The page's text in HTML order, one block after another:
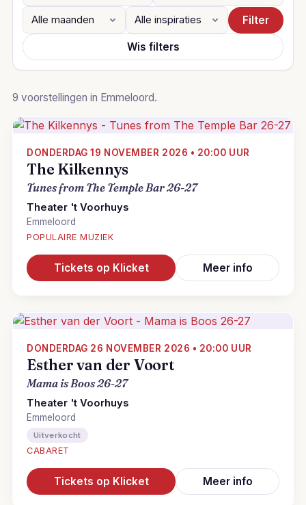
Filter
Wis filters
9 voorstellingen in Emmeloord.
DONDERDAG 19 NOVEMBER 2026 • 20:00 UUR
The Kilkennys
Tunes from The Temple Bar 26-27
Theater 't Voorhuys
Emmeloord
POPULAIRE MUZIEK
Tickets op Klicket Meer info
DONDERDAG 26 NOVEMBER 2026 • 20:00 UUR
Esther van der Voort
Mama is Boos 26-27
Theater 't Voorhuys
Emmeloord
Uitverkocht
CABARET
Tickets op Klicket Meer info